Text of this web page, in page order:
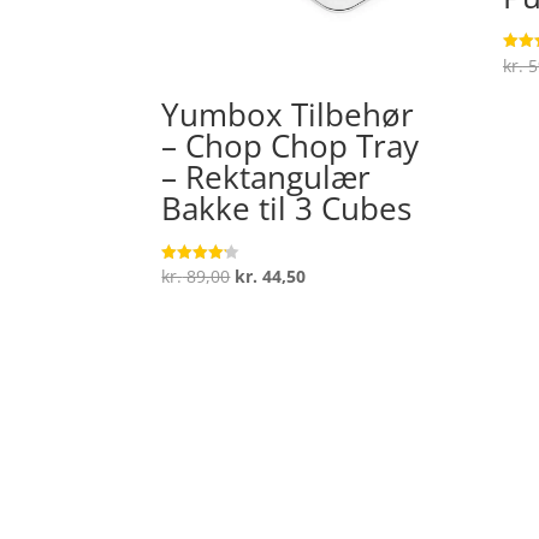
Yumbox Tilbehør
– Chop Chop Tray
– Rektangulær
Bakke til 3 Cubes
Vurderet
4.1
kr.89,00 Den
kr. 44,50Den
4.8
kr.